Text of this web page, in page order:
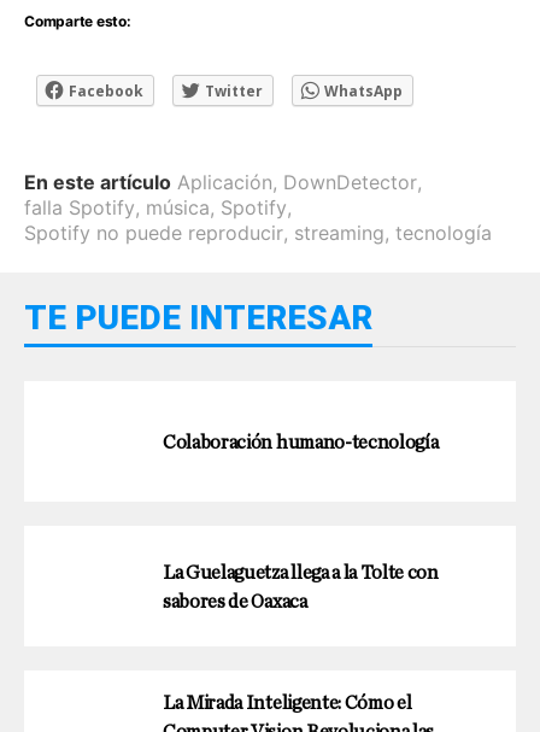
Comparte esto:
Facebook Twitter WhatsApp
En este artículo Aplicación, DownDetector,
falla Spotify, música, Spotify,
Spotify no puede reproducir, streaming, tecnología
TE PUEDE INTERESAR
Colaboración humano-tecnología
La Guelaguetza llega a la Tolte con
sabores de Oaxaca
La Mirada Inteligente: Cómo el